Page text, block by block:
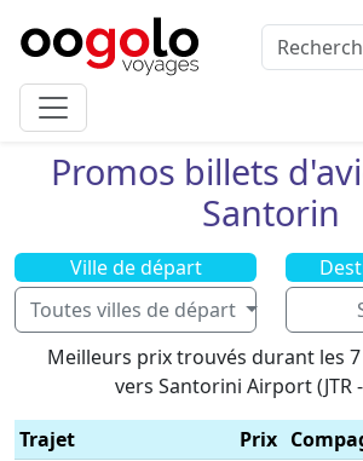
Promos billets
Santorin
Ville de départ
Toutes villes de départ
Meilleurs prix trouvés durant les
vers Santorini Airport (JTR
Trajet
Prix